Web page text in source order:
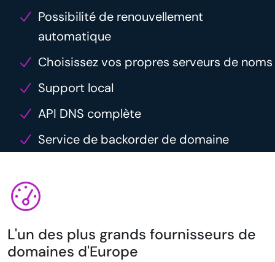
Possibilité de renouvellement
automatique
Choisissez vos propres serveurs de noms
Support local
API DNS complète
Service de backorder de domaine
L'un des plus grands fournisseurs de
domaines d'Europe